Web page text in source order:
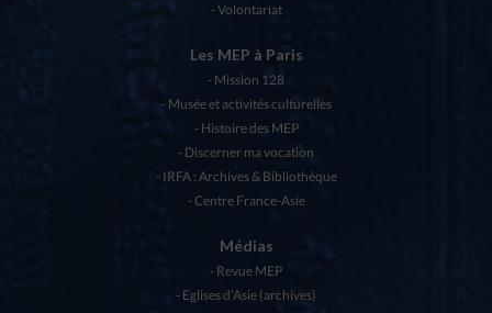
Volontariat
Les MEP à Paris
Mission 128
Musée et activités culturelles
Histoire des MEP
Discerner ma vocation
IRFA : Archives & Bibliothèque
Centre France-Asie
Médias
Revue MEP
Eglises d’Asie (archives)